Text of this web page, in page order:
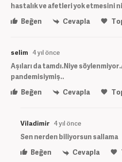
hastalık ve afetleri yok etmesini
Beğen
Cevapla
selim 4 yıl önce
Aşıları da tamdı.Niye
pandemisiymiş..
Beğen
Cevapla
Viladimir 4 yıl önce
Sen nerden biliyorsun sallama
Beğen
Cevapla